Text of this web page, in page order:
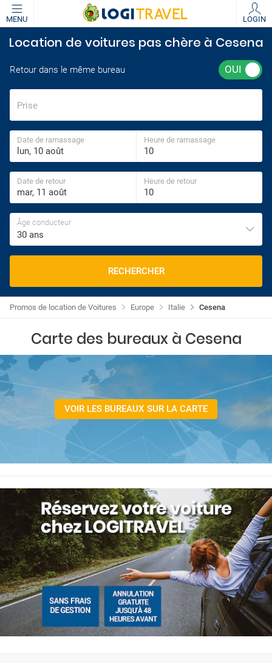
MENU LOGIN
Location de voitures pas chère à Cesena
Retour dans le même bureau
Prise
Date de ramassage Heure de ramassage
Date de retour Heure de retour
Âge conducteur
30 ans
RECHERCHER
Cesena
Italie
Europe
Promos de location de Voitures
Carte des bureaux à Cesena
VOIR LES BUREAUX SUR LA CARTE